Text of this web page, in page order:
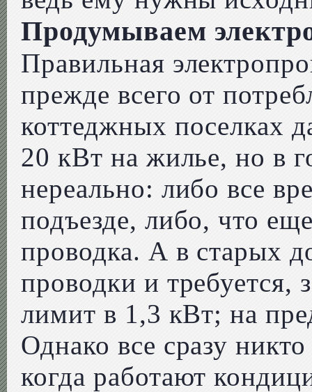
Продумываем
Правильная
прежде всего от
коттеджных поселках
20 кВт на жилье, но в
нереально: либо все
подъезде, либо, что
проводка. А в старых
проводки и требуется,
лимит в 1,3 кВт; на
Однако все сразу
когда работают